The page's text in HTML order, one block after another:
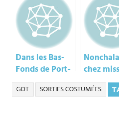
Dans les Bas-
Fonds de Port-
Réal
chez miss
Austen
GOT SORTIES COSTUMÉES